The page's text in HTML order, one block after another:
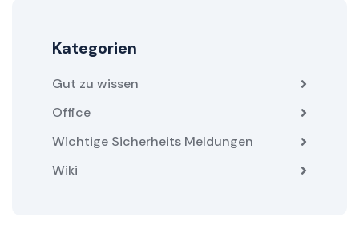
Kategorien
Gut zu wissen
Office
Wichtige Sicherheits Meldungen
Wiki